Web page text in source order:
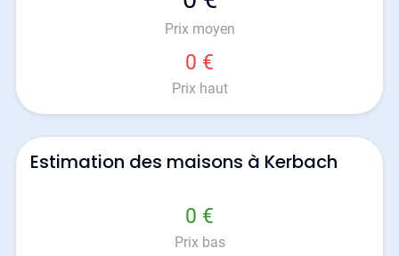
Prix moyen
0 €
Prix haut
Estimation des maisons à Kerbach
0 €
Prix bas